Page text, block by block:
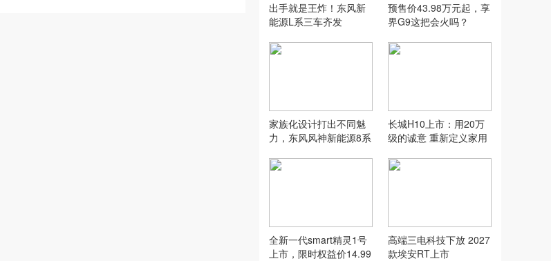
出手就是王炸！东风新
能源L系三车齐发
预售价43.98万元起，享
界G9这把会火吗？
家族化设计打出不同魅
力，东风风神新能源8系
长城H10上市：用20万
级的诚意 重新定义家用
全新一代smart精灵1号
上市，限时权益价14.99
高端三电科技下放 2027
款埃安RT上市